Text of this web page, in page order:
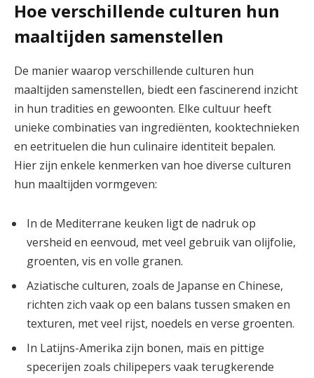
Hoe verschillende culturen hun
maaltijden samenstellen
De manier waarop verschillende culturen hun
maaltijden samenstellen, biedt een fascinerend inzicht
in hun tradities en gewoonten. Elke cultuur heeft
unieke combinaties van ingrediënten, kooktechnieken
en eetrituelen die hun culinaire identiteit bepalen.
Hier zijn enkele kenmerken van hoe diverse culturen
hun maaltijden vormgeven:
In de Mediterrane keuken ligt de nadruk op
versheid en eenvoud, met veel gebruik van olijfolie,
groenten, vis en volle granen.
Aziatische culturen, zoals de Japanse en Chinese,
richten zich vaak op een balans tussen smaken en
texturen, met veel rijst, noedels en verse groenten.
In Latijns-Amerika zijn bonen, maïs en pittige
specerijen zoals chilipepers vaak terugkerende